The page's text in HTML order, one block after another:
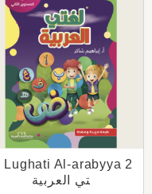
تي العربية